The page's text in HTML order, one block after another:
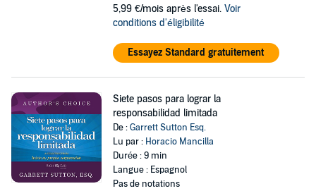
5,99 €/mois après l'essai. Voir
conditions d'éligibilité
Essayez Standard gratuitement
Siete pasos para lograr la
responsabilidad limitada
De :Garrett Sutton Esq.
Lu par : Horacio Mancilla
Durée : 9 min
Langue : Espagnol
Pas de notations